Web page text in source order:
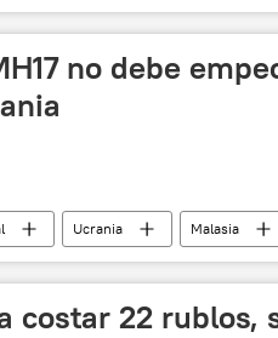
no debe
Ucrania Malasia
accidente aéreo
📰
costar 22 rublos,